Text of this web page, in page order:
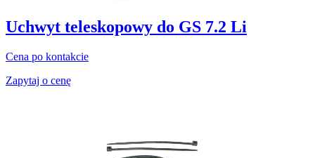
Uchwyt teleskopowy do GS 7.2 Li
Cena po kontakcie
Zapytaj o cenę